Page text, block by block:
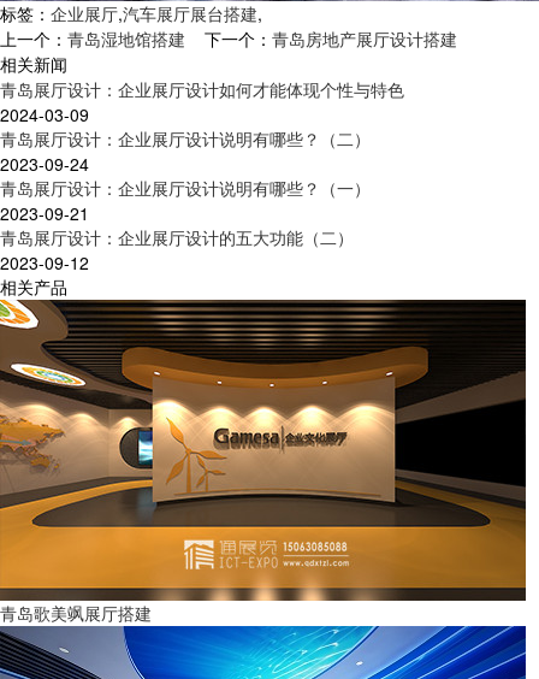
标签： 企业展厅,汽车展厅展台搭建,
上一个： 青岛湿地馆搭建 下一个： 青岛房地产展厅设计搭建
相关新闻
青岛展厅设计：企业展厅设计如何才能体现个性与特色
2024-03-09
青岛展厅设计：企业展厅设计说明有哪些？（二）
2023-09-24
青岛展厅设计：企业展厅设计说明有哪些？（一）
2023-09-21
青岛展厅设计：企业展厅设计的五大功能（二）
2023-09-12
相关产品
青岛歌美飒展厅搭建